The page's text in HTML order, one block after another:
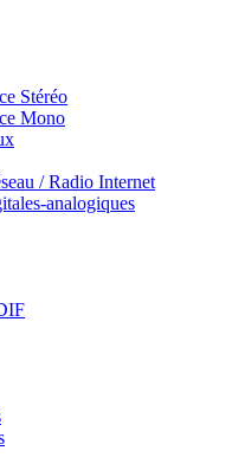
Stéréo
Mono
/ Radio Internet
analogiques